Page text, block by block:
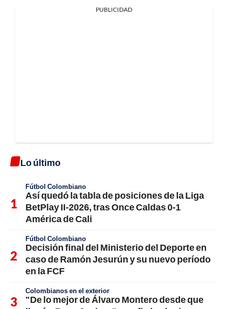
PUBLICIDAD
Lo último
Fútbol Colombiano
Así quedó la tabla de posiciones de la Liga
BetPlay II-2026, tras Once Caldas 0-1
América de Cali
Fútbol Colombiano
Decisión final del Ministerio del Deporte en
caso de Ramón Jesurún y su nuevo período
en la FCF
Colombianos en el exterior
"De lo mejor de Álvaro Montero desde que